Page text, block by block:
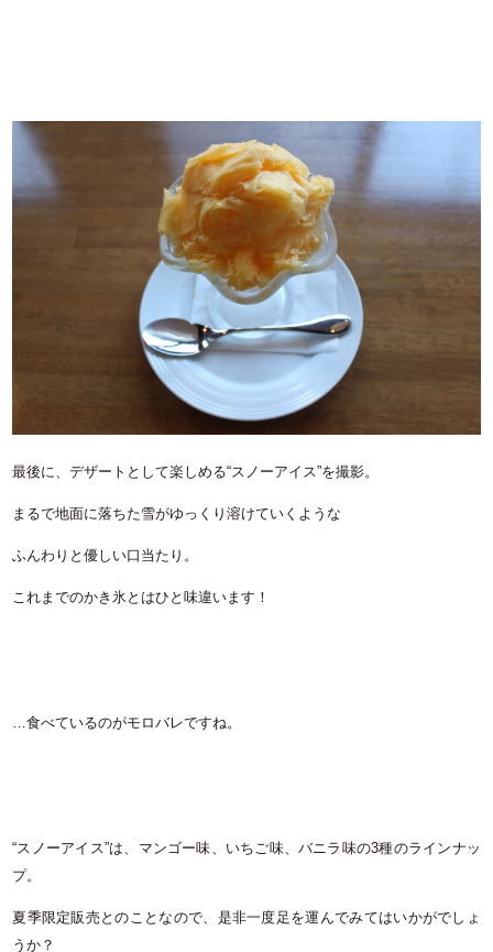
最後に、デザートとして楽しめる“スノーアイス”を撮影。
まるで地面に落ちた雪がゆっくり溶けていくような
ふんわりと優しい口当たり。
これまでのかき氷とはひと味違います！
…食べているのがモロバレですね。
“スノーアイス”は、マンゴー味、いちご味、バニラ味の3種のラインナッ
プ。
夏季限定販売とのことなので、是非一度足を運んでみてはいかがでしょ
うか？